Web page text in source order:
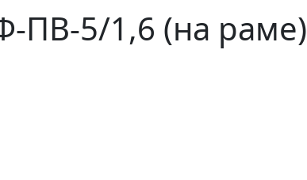
ПВ-5/1,6 (на раме)